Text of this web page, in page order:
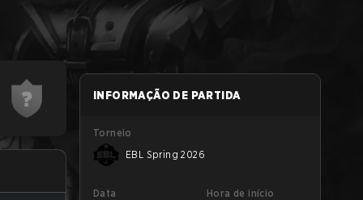
INFORMAÇÃO DE PARTIDA
Torneio
EBL Spring 2026
Data
Hora de início